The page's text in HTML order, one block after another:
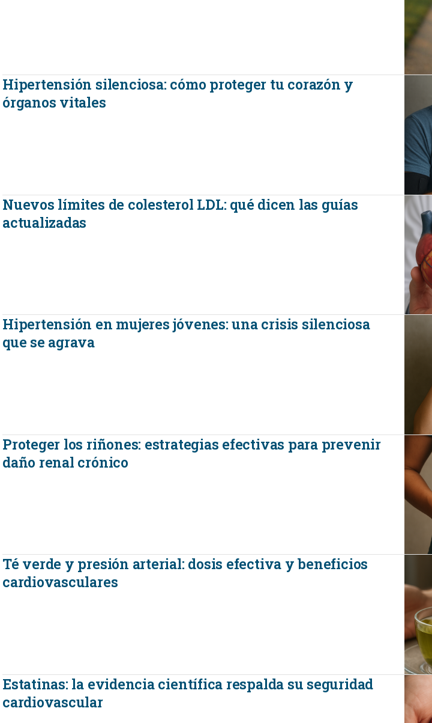
Hipertensión silenciosa: cómo proteger tu corazón y
órganos vitales
Nuevos límites de colesterol LDL: qué dicen las guías
actualizadas
Hipertensión en mujeres jóvenes: una crisis silenciosa
que se agrava
Proteger los riñones: estrategias efectivas para prevenir
daño renal crónico
Té verde y presión arterial: dosis efectiva y beneficios
cardiovasculares
Estatinas: la evidencia científica respalda su seguridad
cardiovascular